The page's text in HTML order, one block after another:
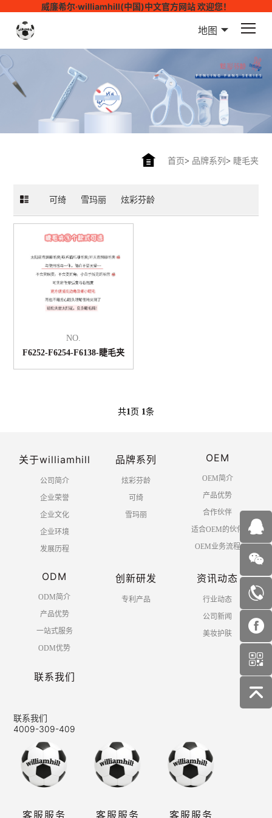
威廉希尔·williamhill(中国)中文官方网站 欢迎您！
地图
首页> 品牌系列 > 睫毛夹
可绮 雪玛丽 炫彩芬龄
NO.
F6252-F6254-F6138-睫毛夹
共1 页 1 条
关于williamhill
公司简介
企业荣誉
企业文化
企业环境
发展历程
品牌系列
炫彩芬龄
可绮
雪玛丽
OEM
OEM简介
产品优势
合作伙伴
适合OEM的伙伴
OEM业务流程
ODM
ODM简介
产品优势
一站式服务
ODM优势
创新研发
专利产品
资讯动态
行业动态
公司新闻
美妆护肤
联系我们
联系我们
4009-309-409
客服服务 客服服务 客服服务